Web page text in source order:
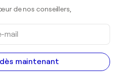
de nos conseillers,
maintenant